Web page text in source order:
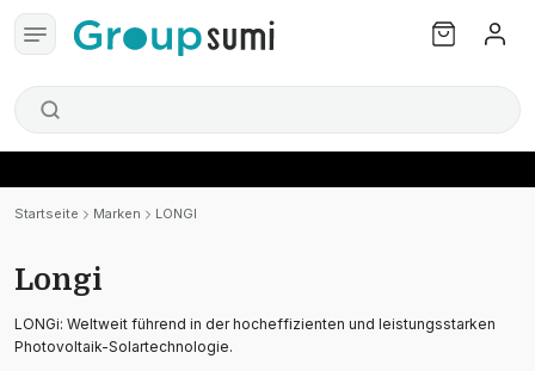
Startseite Marken LONGI
Longi
LONGi: Weltweit führend in der hocheffizienten und leistungsstarken
Photovoltaik-Solartechnologie.